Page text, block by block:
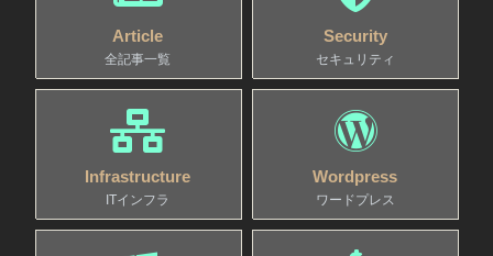
Article
全記事一覧
Security
セキュリティ
Infrastructure
ITインフラ
Wordpress
ワードプレス